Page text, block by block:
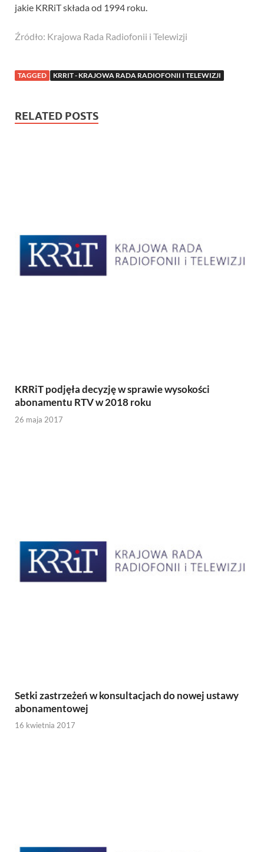
jakie KRRiT składa od 1994 roku.
Źródło: Krajowa Rada Radiofonii i Telewizji
TAGGED KRRIT - KRAJOWA RADA RADIOFONII I TELEWIZJI
RELATED POSTS
KRRiT podjęła decyzję w sprawie wysokości
abonamentu RTV w 2018 roku
26 maja 2017
Setki zastrzeżeń w konsultacjach do nowej ustawy
abonamentowej
16 kwietnia 2017